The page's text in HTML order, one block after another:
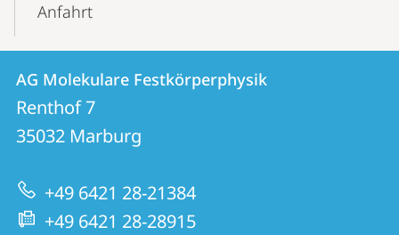
Anfahrt
Kontakt
und
Informationen
zur
Website
Kontaktinformationen
AG
Molekulare
Festkörperphysik
AG Molekulare Festkörperphysik
Renthof 7
35032 Marburg
+49 6421 28-21384
+49 6421 28-28915